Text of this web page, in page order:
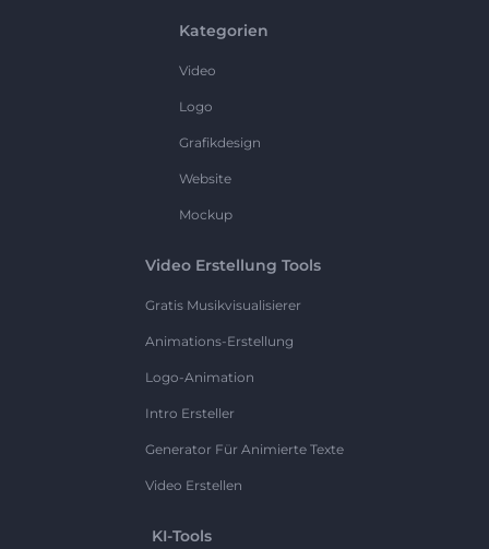
Kategorien
Video
Logo
Grafikdesign
Website
Mockup
Video Erstellung Tools
Gratis Musikvisualisierer
Animations-Erstellung
Logo-Animation
Intro Ersteller
Generator Für Animierte Texte
Video Erstellen
KI-Tools